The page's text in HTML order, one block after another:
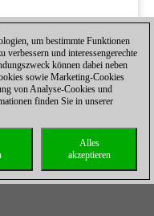
um bestimmte Funktionen
verbessern und interessengerechte
können dabei neben
sowie Marketing-Cookies
von Analyse-Cookies und
finden Sie in unserer
Alles
akzeptieren